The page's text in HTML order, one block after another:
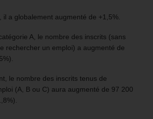
il a globalement augmenté de +1,5%.
A, le nombre des inscrits (sans
rechercher un emploi) a augmenté de
le nombre des inscrits tenus de
(A, B ou C) aura augmenté de 97 200